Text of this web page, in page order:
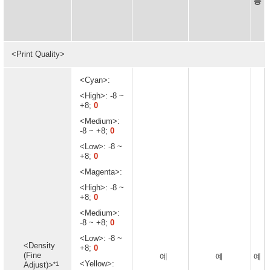
<Print Quality>
<Density
(Fine
Adjust)>*1
<Cyan>:
<High>: -8 ~
+8; 0
<Medium>:
-8 ~ +8; 0
<Low>: -8 ~
+8; 0
<Magenta>:
<High>: -8 ~
+8; 0
<Medium>:
-8 ~ +8; 0
<Low>: -8 ~
+8; 0
<Yellow>:
예 예 예